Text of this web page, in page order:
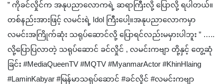
” ကိုခင်လှိုင်က အနုပညာလောကရဲ့ ဆရာကြီးလို့ ပြောလို့ ရပါတယ်။
တစ်နည်းအားဖြင့် လမင်းရဲ့ Idol ကြီးပေါ့။အနုပညာလောကမှာ
လမင်းအကြိုက်ဆုံး သရုပ်ဆောင်လို့ ပြောရင်လည်းမမှားပါဘူး ” …..
လို့ပြောပြလာတဲ့ သရုပ်ဆောင် ခင်လှိုင် , လမင်းကဗျာ တို့နှင့် တွေ့ဆုံ
ခြင်း #MediaQueenTV #MQTV #MyanmarActor #KhinHlaing
#LaminKabyar #မြန်မာသရုပ်ဆောင် #ခင်လှိုင် #လမင်းက‌ဗျာ